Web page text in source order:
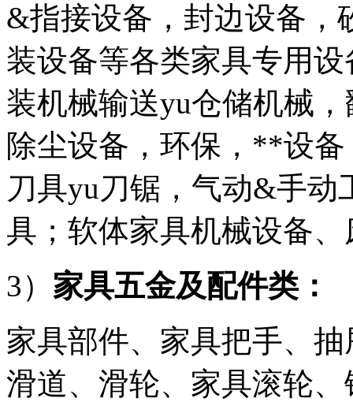
&指接设备，封边设备，
装设备等各类家具专用
装机械输送yu仓储机械
除尘设备，环保，**设
刀具yu刀锯，气动&手动
具；软体家具机械设备
3） 家具五金及配件类：
家具部件、家具把手、
滑道、滑轮、家具滚轮